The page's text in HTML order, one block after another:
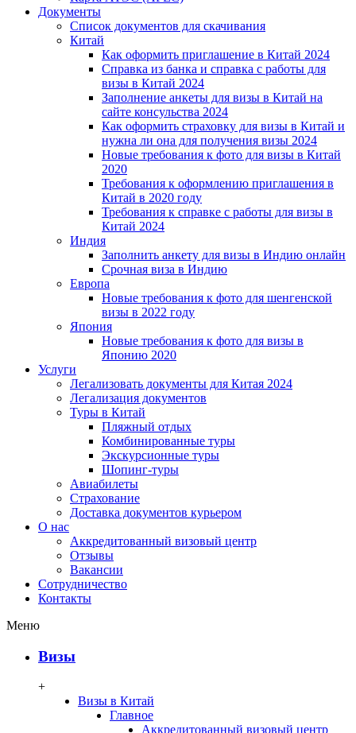
Документы
Список документов для скачивания
Китай
Как оформить приглашение в Китай 2024
Справка из банка и справка с работы для
визы в Китай 2024
Заполнение анкеты для визы в Китай на
сайте консульства 2024
Как оформить страховку для визы в Китай и
нужна ли она для получения визы 2024
Новые требования к фото для визы в Китай
2020
Требования к оформлению приглашения в
Китай в 2020 году
Требования к справке с работы для визы в
Китай 2024
Индия
Заполнить анкету для визы в Индию онлайн
Срочная виза в Индию
Европа
Новые требования к фото для шенгенской
визы в 2022 году
Япония
Новые требования к фото для визы в
Японию 2020
Услуги
Легализовать документы для Китая 2024
Легализация документов
Туры в Китай
Пляжный отдых
Комбинированные туры
Экскурсионные туры
Шопинг-туры
Авиабилеты
Страхование
Доставка документов курьером
О нас
Аккредитованный визовый центр
Отзывы
Вакансии
Сотрудничество
Контакты
Меню
Визы
+
Визы в Китай
Главное
Аккредитованный визовый центр